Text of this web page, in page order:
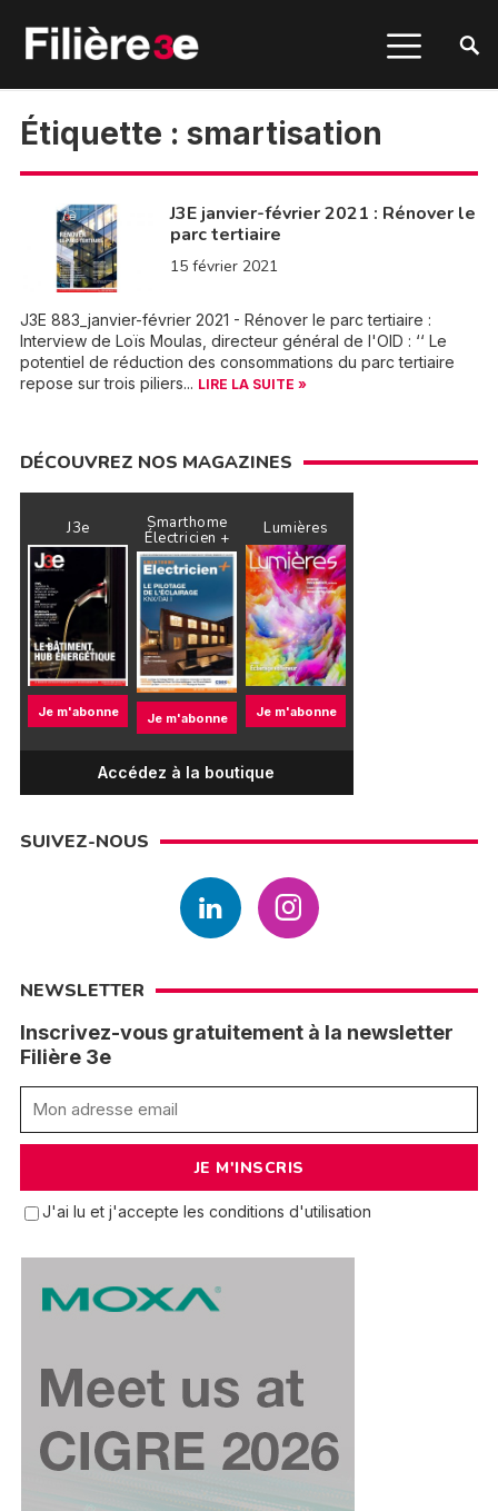
Étiquette : smartisation
J3E janvier-février 2021 : Rénover le
parc tertiaire
15 février 2021
J3E 883_janvier-février 2021 - Rénover le parc tertiaire :
Interview de Loïs Moulas, directeur général de l'OID : ‘‘ Le
potentiel de réduction des consommations du parc tertiaire
repose sur trois piliers... LIRE LA SUITE »
DÉCOUVREZ NOS MAGAZINES
J3e
Je m'abonne
Smarthome
Électricien +
Je m'abonne
Lumières
Je m'abonne
Accédez à la boutique
SUIVEZ-NOUS
NEWSLETTER
Inscrivez-vous gratuitement à la newsletter
Filière 3e
J'ai lu et j'accepte les conditions d'utilisation